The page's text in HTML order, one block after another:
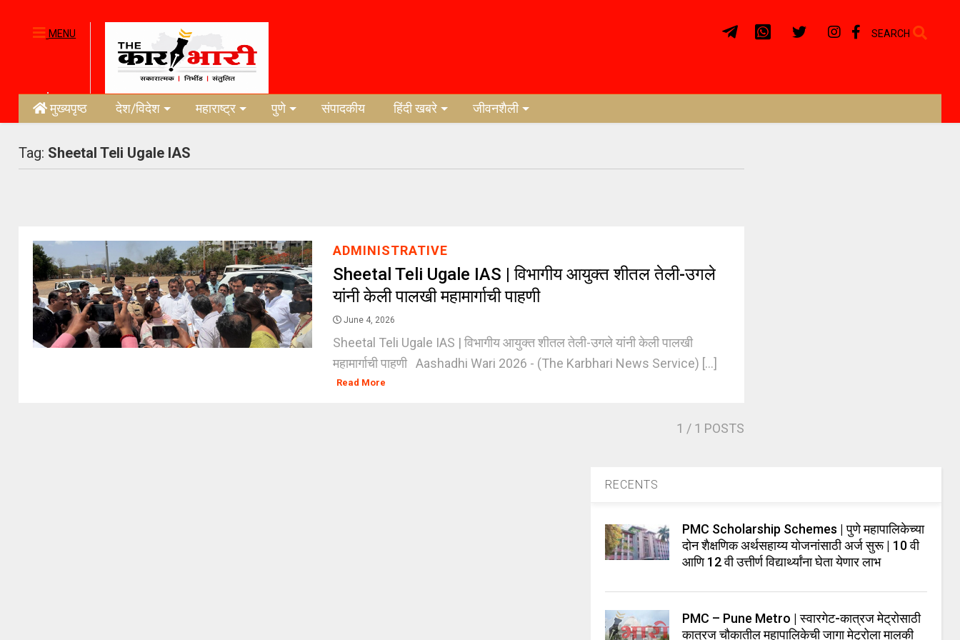
MENU SEARCH
मुख्यपृष्ठ देश/विदेश महाराष्ट्र पुणे संपादकीय हिंदी खबरे जीवनशैली
Tag: Sheetal Teli Ugale IAS
ADMINISTRATIVE
Sheetal Teli Ugale IAS | विभागीय आयुक्त शीतल तेली-उगले
यांनी केली पालखी महामार्गाची पाहणी
June 4, 2026
Sheetal Teli Ugale IAS | विभागीय आयुक्त शीतल तेली-उगले यांनी केली पालखी
महामार्गाची पाहणी Aashadhi Wari 2026 - (The Karbhari News Service) [...]
Read More
1 / 1 POSTS
RECENTS
PMC Scholarship Schemes | पुणे महापालिकेच्या
दोन शैक्षणिक अर्थसहाय्य योजनांसाठी अर्ज सुरू | 10 वी
आणि 12 वी उत्तीर्ण विद्यार्थ्यांना घेता येणार लाभ
PMC – Pune Metro | स्वारगेट-कात्रज मेट्रोसाठी
कात्रज चौकातील महापालिकेची जागा मेट्रोला मालकी